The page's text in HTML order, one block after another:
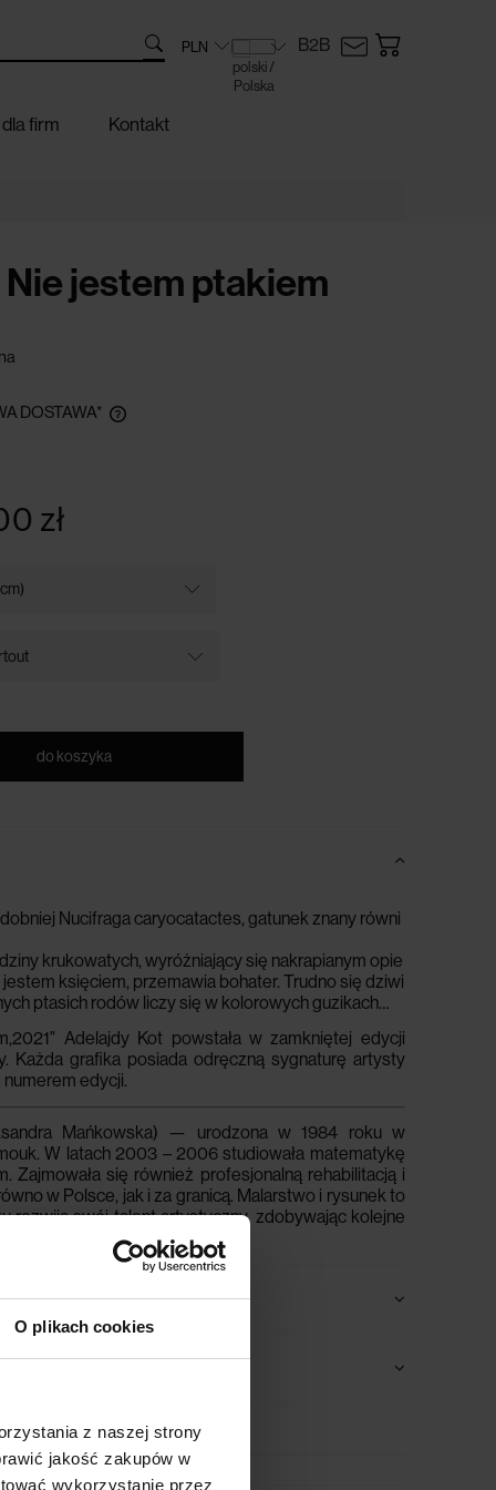
O plikach cookies
z naszej strony
jakość zakupów w
wykorzystanie przez
B2B
firm Kontakt
jestem ptakiem
DOSTAWA*
zł
do koszyka
Nucifragacaryocatactes, gatunekznany równi
krukowatych, wyróżniającysię nakrapianym opie
jestem księciem, przemawia bohater. Trudno się dziwi
ptasich rodów liczysię w kolorowychguzikach…
Adelajdy Kot powstała w zamkniętej edycji
Każda grafika posiada odręczną sygnaturę artysty
edycji.
Mańkowska) — urodzona w 1984 roku w
. W latach 2003 – 2006 studiowała matematykę
Zajmowała się również profesjonalną rehabilitacją i
w Polsce, jak i za granicą. Malarstwo i rysunek to
rozwija swój talent artystyczny, zdobywając kolejne
w Niemczech.